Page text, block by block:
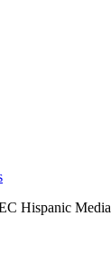
Hispanic Media